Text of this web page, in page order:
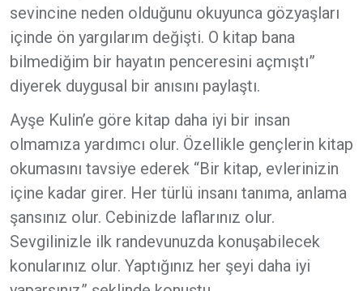
sevincine neden olduğunu okuyunca gözyaşları
içinde ön yargılarım değişti. O kitap bana
bilmediğim bir hayatın penceresini açmıştı”
diyerek duygusal bir anısını paylaştı.
Ayşe Kulin’e göre kitap daha iyi bir insan
olmamıza yardımcı olur. Özellikle gençlerin kitap
okumasını tavsiye ederek “Bir kitap, evlerinizin
içine kadar girer. Her türlü insanı tanıma, anlama
şansınız olur. Cebinizde laflarınız olur.
Sevgilinizle ilk randevunuzda konuşabilecek
konularınız olur. Yaptığınız her şeyi daha iyi